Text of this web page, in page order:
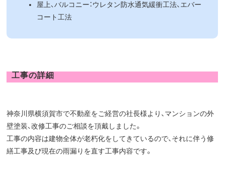
屋上、バルコニー：ウレタン防水通気緩衝工法、エバー
コート工法
工事の詳細
神奈川県横須賀市で不動産をご経営の社長様より、マンションの外
壁塗装、改修工事のご相談を頂戴しました。
工事の内容は建物全体が老朽化をしてきているので、それに伴う修
繕工事及び現在の雨漏りを直す工事内容です。